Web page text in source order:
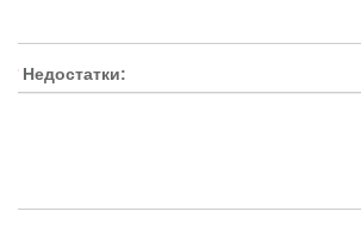
Недостатки: